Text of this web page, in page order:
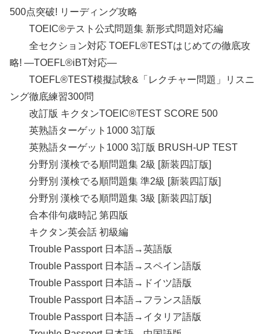
500点突破! リーディング攻略
TOEIC®テスト公式問題集 新形式問題対応編
全セクション対応 TOEFL®TESTはじめての徹底攻
略! ―TOEFL®iBT対応―
TOEFL®TEST模擬試験&「レクチャー問題」リスニ
ング徹底練習300問
改訂版 キクタンTOEIC®TEST SCORE 500
英熟語ターゲット1000 3訂版
英熟語ターゲット1000 3訂版 BRUSH-UP TEST
分野別 漢検でる順問題集 2級 [新装四訂版]
分野別 漢検でる順問題集 準2級 [新装四訂版]
分野別 漢検でる順問題集 3級 [新装四訂版]
合本俳句歳時記 第四版
キクタン英会話 初級編
Trouble Passport 日本語→英語版
Trouble Passport 日本語→スペイン語版
Trouble Passport 日本語→ドイツ語版
Trouble Passport 日本語→フランス語版
Trouble Passport 日本語→イタリア語版